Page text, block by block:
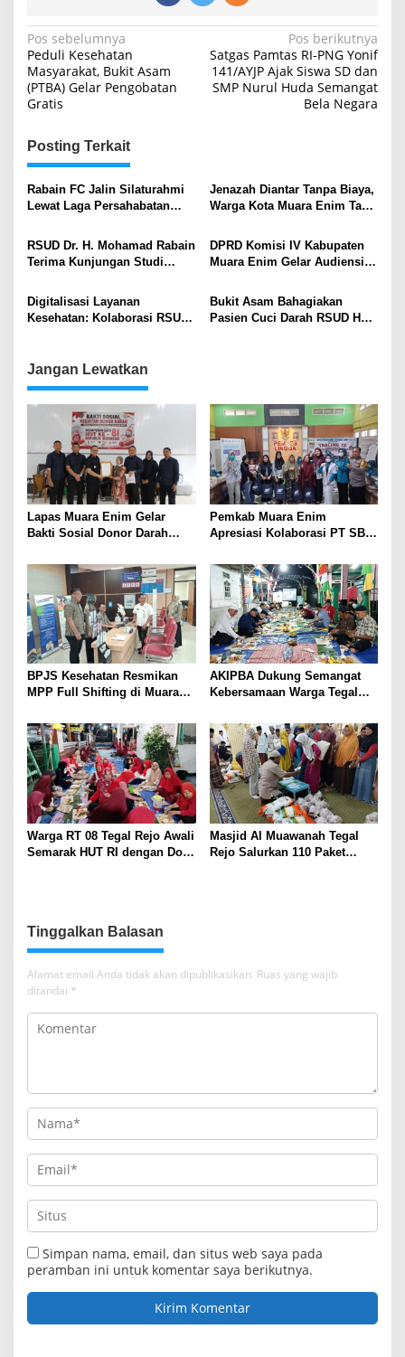
Navigasi
pos
Pos sebelumnya
Peduli Kesehatan
Masyarakat, Bukit Asam
(PTBA) Gelar Pengobatan
Gratis
Pos berikutnya
Satgas Pamtas RI-PNG Yonif
141/AYJP Ajak Siswa SD dan
SMP Nurul Huda Semangat
Bela Negara
Posting Terkait
Rabain FC Jalin Silaturahmi
Lewat Laga Persahabatan
Jenazah Diantar Tanpa Biaya,
Warga Kota Muara Enim Tak
Duka
RSUD Dr. H. Mohamad Rabain
Terima Kunjungan Studi
RSUD Empat Lawang Terkait
INA-CBG’s
DPRD Komisi IV Kabupaten
Muara Enim Gelar Audiensi
Gedung KJSU di RSUD Dr. H.
Mohamad Rabain
Digitalisasi Layanan
Kesehatan: Kolaborasi RSUD
Bukit Asam Bahagiakan
Pasien Cuci Darah RSUD HM
Jangan Lewatkan
Lapas Muara Enim Gelar
Bakti Sosial Donor Darah
HUT ke-81 Republik Indonesia
Pemkab Muara Enim
Apresiasi Kolaborasi PT SBS
Warga Sekitar Tambang
BPJS Kesehatan Resmikan
MPP Full Shifting di Muara
Lebih Mudah, Cepat, dan
Terintegrasi
AKIPBA Dukung Semangat
Kebersamaan Warga Tegal
Warga RT 08 Tegal Rejo Awali
Semarak HUT RI dengan Doa
Masjid Al Muawanah Tegal
Rejo Salurkan 110 Paket
Tinggalkan Balasan
Alamat email Anda tidak akan dipublikasikan. Ruas yang wajib
ditandai *
Simpan nama, email, dan situs web saya pada
peramban ini untuk komentar saya berikutnya.